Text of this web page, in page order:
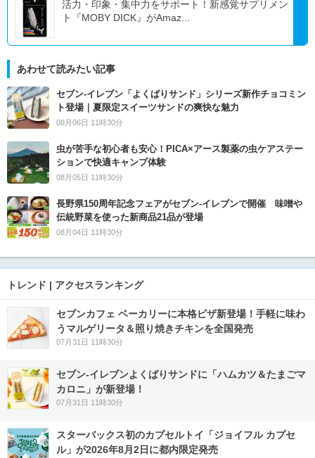
活力・印象・集中力をサポート！新感覚サプリメン
ト『MOBY DICK』がAmaz...
あわせて読みたい記事
セブン‐イレブン「よくばりサンド」シリーズ新作チョコミン
ト登場｜夏限定スイーツサンドの爽快な魅力
08月06日 11時30分
虫が苦手な初心者も安心！PICA×アース製薬の虫ケアステー
ションで快適キャンプ体験
08月05日 11時30分
長野県150周年記念フェアがセブン-イレブンで開催 味噌や
伝統野菜を使った新商品21品が登場
08月04日 11時30分
トレンド | アクセスランキング
セブンカフェ ベーカリーに本格ピザ新登場！手軽に味わ
うマルゲリータ＆照り焼きチキンを全国発売
07月31日 11時30分
セブン‐イレブンよくばりサンドに「ハムカツ＆たまごマ
カロニ」が新登場！
07月31日 11時30分
スターバックス初のカプセルトイ「ジョイフル カプセ
ル」が2026年8月2日に都内限定発売